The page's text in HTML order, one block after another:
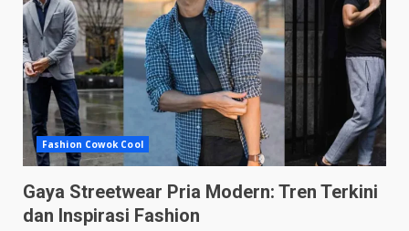
Fashion Cowok Cool
Gaya Streetwear Pria Modern: Tren Terkini
dan Inspirasi Fashion